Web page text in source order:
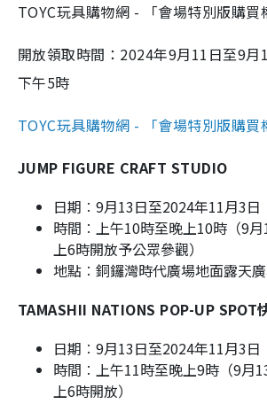
TOYC玩具購物網 - 「會場特別版購買
開放領取時間：2024年9月11日至9月
下午5時
TOYC玩具購物網 - 「會場特別版購買
JUMP FIGURE CRAFT STUDIO
日期︰9月13日至2024年11月3日
時間︰上午10時至晚上10時（9
上6時開放予公眾參觀）
地點︰銅鑼灣時代廣場地面露天
TAMASHII NATIONS POP-UP SPOT
日期︰9月13日至2024年11月3日
時間︰上午11時至晚上9時（9月
上6時開放）